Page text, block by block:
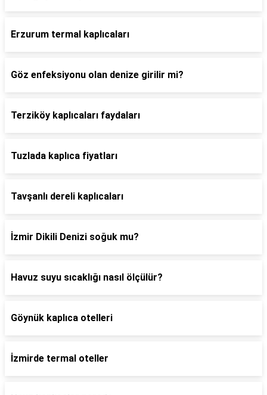
Erzurum termal kaplıcaları
Göz enfeksiyonu olan denize girilir mi?
Terziköy kaplıcaları faydaları
Tuzlada kaplıca fiyatları
Tavşanlı dereli kaplıcaları
İzmir Dikili Denizi soğuk mu?
Havuz suyu sıcaklığı nasıl ölçülür?
Göynük kaplıca otelleri
İzmirde termal oteller